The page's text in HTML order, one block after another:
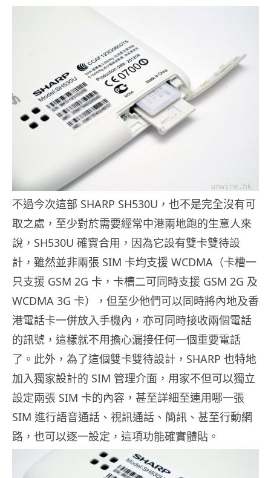
不過今次這部 SHARP SH530U，也不是完全沒有可
取之處，至少對於需要經常中港兩地跑的生意人來
說，SH530U 確實合用，因為它設有雙卡雙待設
計，雖然並非兩張 SIM 卡均支援 WCDMA（卡槽一
只支援 GSM 2G 卡，卡槽二可同時支援 GSM 2G 及
WCDMA 3G 卡），但至少他們可以同時將內地及香
港電話卡一併放入手機內，亦可同時接收兩個電話
的訊號，這樣就不用擔心漏接任何一個重要電話
了。此外，為了這個雙卡雙待設計，SHARP 也特地
加入獨家設計的 SIM 管理介面，用家不但可以獨立
設定兩張 SIM 卡的內容，甚至詳細至連用哪一張
SIM 進行語音通話、視訊通話、簡訊、甚至行動網
路，也可以逐一設定，這項功能確實體貼。